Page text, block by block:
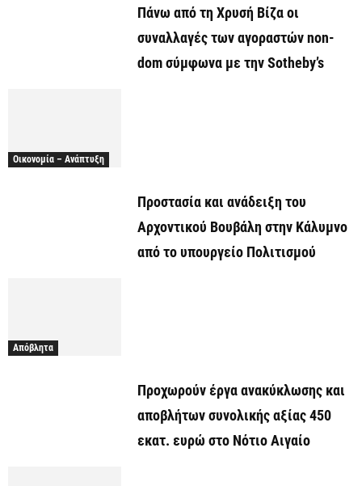
Πάνω από τη Χρυσή Βίζα οι
συναλλαγές των αγοραστών non-
dom σύμφωνα με την Sotheby’s
Οικονομία – Ανάπτυξη
Προστασία και ανάδειξη του
Αρχοντικού Βουβάλη στην Κάλυμνο
από το υπουργείο Πολιτισμού
Απόβλητα
Προχωρούν έργα ανακύκλωσης και
αποβλήτων συνολικής αξίας 450
εκατ. ευρώ στο Νότιο Αιγαίο